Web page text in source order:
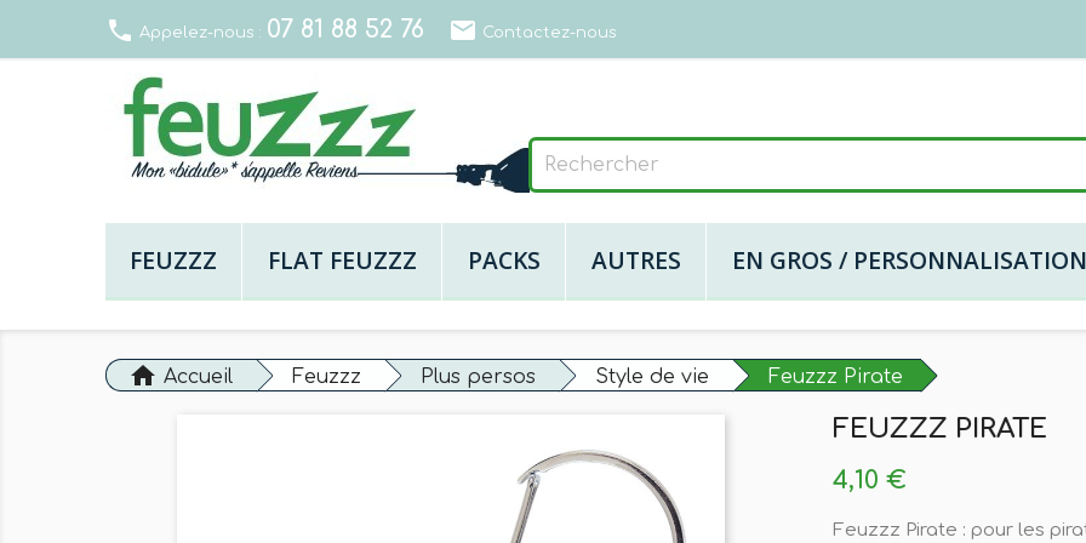
local_phone Appelez-nous : 07 81 88 52 76 email Contactez-nous
FEUZZZ FLAT FEUZZZ PACKS AUTRES EN GROS / PERSONNALISATION
home Accueil Feuzzz Plus persos Style de vie Feuzzz Pirate
FEUZZZ PIRATE
4,10 €
Feuzzz Pirate : pour les